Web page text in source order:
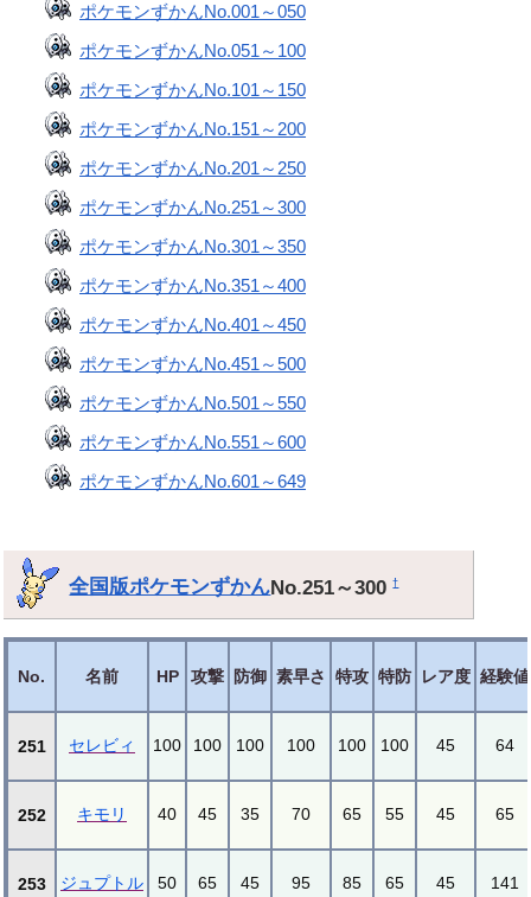
ポケモンずかんNo.001～050
ポケモンずかんNo.051～100
ポケモンずかんNo.101～150
ポケモンずかんNo.151～200
ポケモンずかんNo.201～250
ポケモンずかんNo.251～300
ポケモンずかんNo.301～350
ポケモンずかんNo.351～400
ポケモンずかんNo.401～450
ポケモンずかんNo.451～500
ポケモンずかんNo.501～550
ポケモンずかんNo.551～600
ポケモンずかんNo.601～649
全国版ポケモンずかんNo.251～300†
No. 名前 HP 攻撃 防御 素早さ 特攻 特防 レア度 経験値
251 セレビィ 100 100 100 100 100 100 45 64
252 キモリ 40 45 35 70 65 55 45 65
253 ジュプトル 50 65 45 95 85 65 45 141